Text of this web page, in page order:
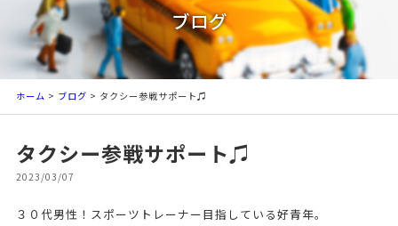
ブログ
ホーム > ブログ > タクシー参戦サポート♫
タクシー参戦サポート♫
2023/03/07
３０代男性！スポーツトレーナー目指している好青年。